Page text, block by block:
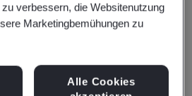
verbessern, die Websitenutzung
Marketingbemühungen zu
Alle Cookies